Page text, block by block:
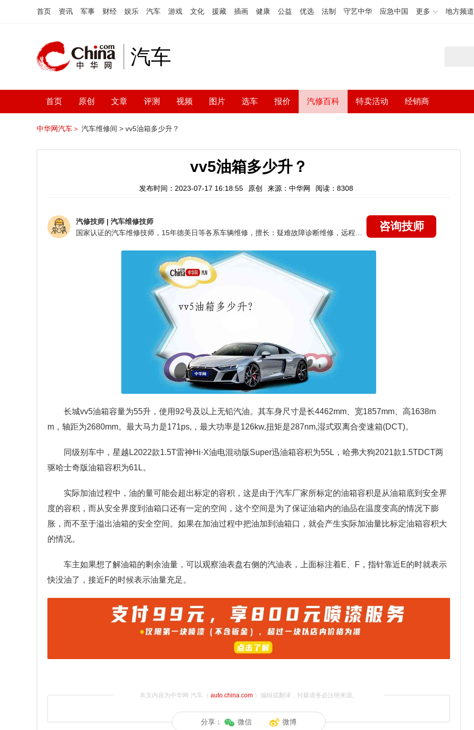
首页 资讯 军事 财经 娱乐 汽车 游戏 文化 援藏 插画 健康 公益 优选 法制 守艺中华 应急中国 更多 地方频道
汽车
首页 原创 文章 评测 视频 图片 选车 报价 汽修百科 特卖活动 经销商
中华网汽车＞ 汽车维修间 > vv5油箱多少升？
vv5油箱多少升？
发布时间：2023-07-17 16:18:55 原创 来源：中华网 阅读：8308
汽修技师 | 汽车维修技师
咨询技师
长城vv5油箱容量为55升，使用92号及以上无铅汽油。其车身尺寸是长4462mm、宽1857mm、高1638m
m，轴距为2680mm。最大马力是171ps,，最大功率是126kw,扭矩是287nm,湿式双离合变速箱(DCT)。
同级别车中，星越L2022款1.5T雷神Hi·X油电混动版Super迅油箱容积为55L，哈弗大狗2021款1.5TDCT两
驱哈士奇版油箱容积为61L。
实际加油过程中，油的量可能会超出标定的容积，这是由于汽车厂家所标定的油箱容积是从油箱底到安全界
度的容积，而从安全界度到油箱口还有一定的空间，这个空间是为了保证油箱内的油品在温度变高的情况下膨
胀，而不至于溢出油箱的安全空间。如果在加油过程中把油加到油箱口，就会产生实际加油量比标定油箱容积大
的情况。
车主如果想了解油箱的剩余油量，可以观察油表盘右侧的汽油表，上面标注着E、F，指针靠近E的时就表示
快没油了，接近F的时候表示油量充足。
本文内容为中华网·汽车（ auto.china.com）编辑或翻译，转载请务必注明来源。
分享： 微信 微博